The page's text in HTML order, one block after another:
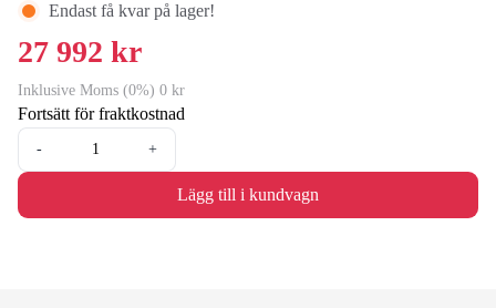
Endast få kvar på lager!
27 992 kr
Inklusive Moms (0%) 0 kr
Fortsätt för fraktkostnad
- +
Lägg till i kundvagn